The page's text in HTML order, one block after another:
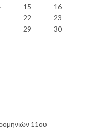
15
16
22
23
29
30
11ου